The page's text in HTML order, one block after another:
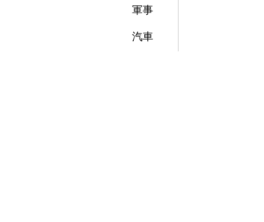
軍事
汽車